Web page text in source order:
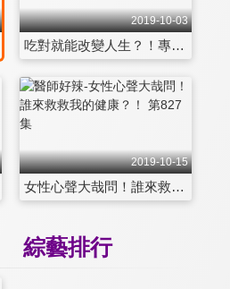
2019-10-03
吃對就能改變人生？！專家教你這樣吃準沒錯！！ 第821集
2019-10-15
女性心聲大哉問！誰來救救我的健康？！ 第827集
綜藝排行